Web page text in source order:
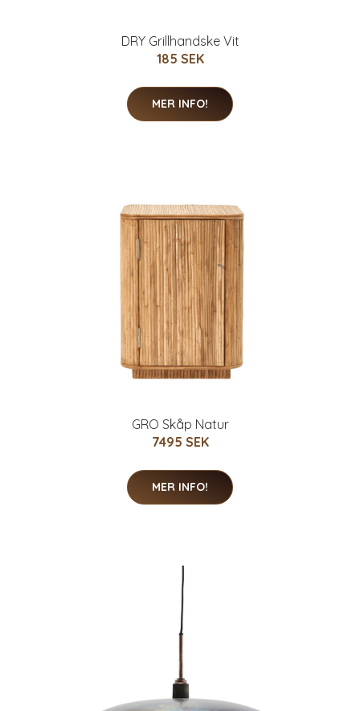
DRY Grillhandske Vit
185 SEK
MER INFO!
GRO Skåp Natur
7495 SEK
MER INFO!